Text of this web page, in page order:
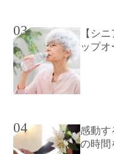
03
【シ
ップ
04
感動す
の時間